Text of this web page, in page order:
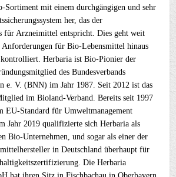
Sortiment mit einem durchgängigen und sehr
her, das der
für Arzneimittel entspricht. Dies geht weit
Anforderungen für Bio-Lebensmittel hinaus
Herbaria ist Bio-Pionier der
des Bundesverbands
e. V. (BNN) im Jahr 1987. Seit 2012 ist das
im Bioland-Verband. Bereits seit 1997
EU-Standard für Umweltmanagement
Jahr 2019 qualifizierte sich Herbaria als
Bio-Unternehmen, und sogar als einer der
in Deutschland überhaupt für
Die Herbaria